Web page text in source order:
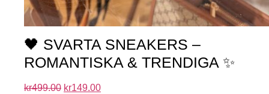
🖤 SVARTA SNEAKERS –
ROMANTISKA & TRENDIGA ✨
kr499.00 kr149.00